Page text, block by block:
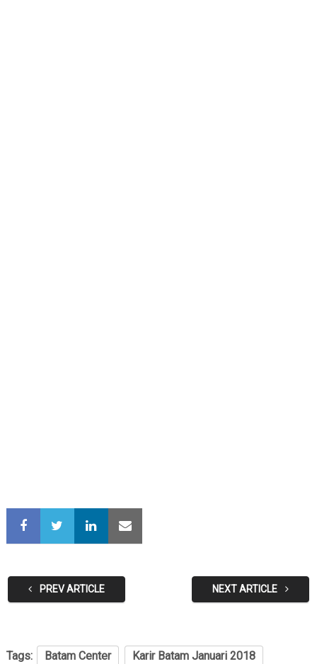
PREV ARTICLE NEXT ARTICLE
Tags: Batam Center Karir Batam Januari 2018